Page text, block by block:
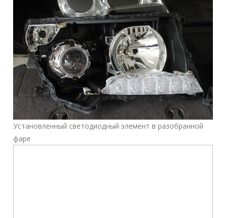
Установленный светодиодный элемент в разобранной
фаре